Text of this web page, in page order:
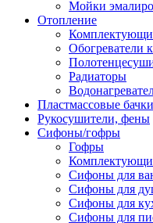
Мойки
Отопление
Обогреватели
Радиаторы
Пластмассовые
Рукосушители, фены
Сифоны/гофры
Гофры
Сифоны для
Сифоны для
Сифоны для
Сифоны для